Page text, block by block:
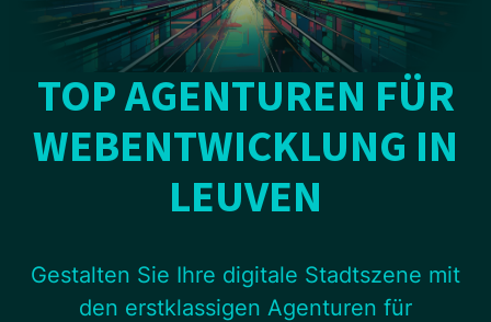
TOP AGENTUREN FÜR
WEBENTWICKLUNG IN
LEUVEN
Gestalten Sie Ihre digitale Stadtszene mit
den erstklassigen Agenturen für